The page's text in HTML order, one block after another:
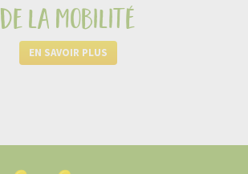
de la mobilité
EN SAVOIR PLUS